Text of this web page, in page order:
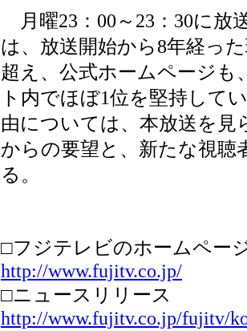
月曜23：00～23：30に放
は、放送開始から8年経っ
超え、公式ホームページ
ト内でほぼ1位を堅持して
由については、本放送を見
からの要望と、新たな視
る。
□フジテレビのホームペー
http://www.fujitv.co.jp/
□ニュースリリース
http://www.fujitv.co.jp/fujitv/